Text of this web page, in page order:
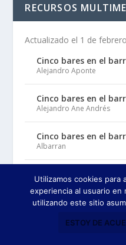
RECURSOS
Actualizado el 1 de
Cinco bares en el
Alejandro Aponte
Cinco bares en el
Alejandro Ane Andrés
Cinco bares en el
Albarran
Cinco bares en el
Muñoz
Utilizamos cookies para
experiencia al usuario
utilizando este sitio
ESTOY DE